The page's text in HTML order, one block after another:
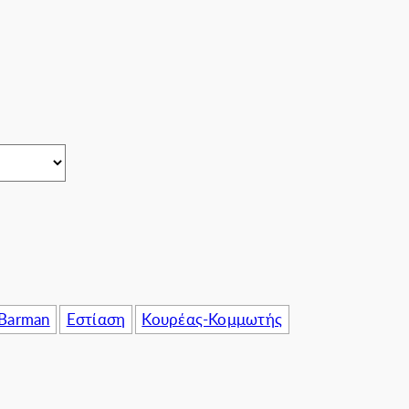
Εστίαση
Κουρέας-Κομμωτής